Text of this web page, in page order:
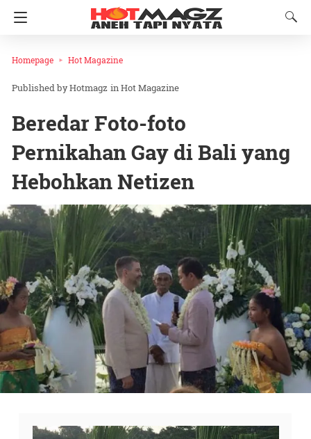
Homepage Hot Magazine
Hotmagz inHot Magazine
Beredar Foto-foto
Pernikahan Gay di Bali yang
Hebohkan Netizen